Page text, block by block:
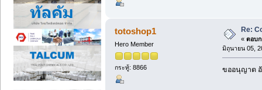
totoshop1
Hero Member
กระทู้: 8866
Re:
« ตอบก
มิถุนายน 05,
ขออนุญาต